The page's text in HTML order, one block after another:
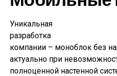
Уникальная
разработка
компании – моноблок без
актуально при
полноценной настенной